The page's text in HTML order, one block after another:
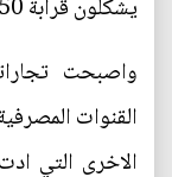
يشكلون قرابة 50٪ اوربما اكثر من اجمالي المستوردين.
واصبحت
القنوات
الاخرى التي